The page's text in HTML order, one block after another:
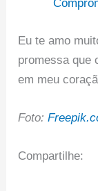
Eu te amo
promessa que
em meu
Foto:
Compartilhe: